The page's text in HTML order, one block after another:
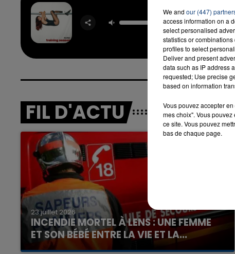
DUA
FIL D'ACTU
23 juillet 2026
INCENDIE MORTEL À LENS : UNE FEMME
ET SON BÉBÉ ENTRE LA VIE ET LA...
Un homme s'est immolé par le feu après avoir
We and our (447)
access information on a
select personalised
statistics or
profiles to select
Deliver and present
data such as IP address
requested; Use precise
based on information
Vous pouvez accepter
mes choix". Vous
ce site. Vous pouvez
bas de chaque page.